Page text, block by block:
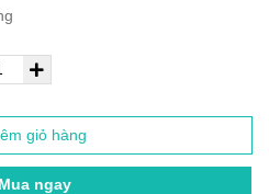
giỏ hàng
ngay